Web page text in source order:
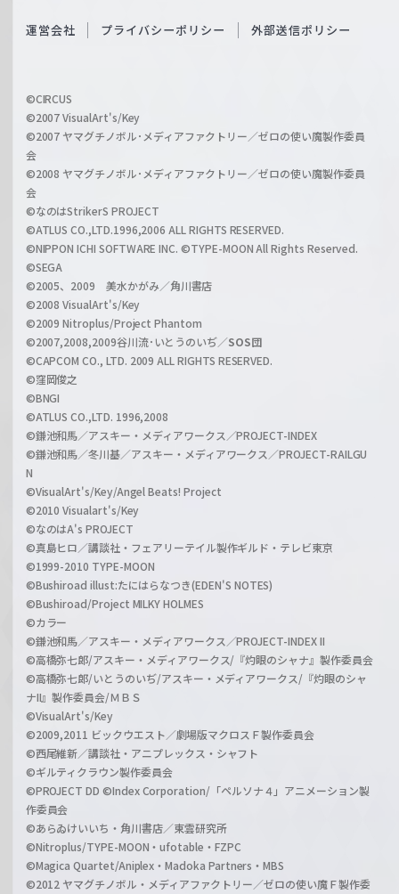
c
a
r
z
O
i
l
h
a
n
l
運営会社 プライバシーポリシー 外部送信ポリシー
©CIRCUS
©2007 VisualArt's/Key
©2007 ヤマグチノボル･メディアファクトリー／ゼロの使い魔製作委員
会
©2008 ヤマグチノボル･メディアファクトリー／ゼロの使い魔製作委員
会
©なのはStrikerS PROJECT
©ATLUS CO.,LTD.1996,2006 ALL RIGHTS RESERVED.
©NIPPON ICHI SOFTWARE INC. ©TYPE-MOON All Rights Reserved.
©SEGA
©2005、2009 美水かがみ／角川書店
©2008 VisualArt's/Key
©2009 Nitroplus/Project Phantom
©2007,2008,2009谷川流･いとうのいぢ／SOS団
©CAPCOM CO., LTD. 2009 ALL RIGHTS RESERVED.
©窪岡俊之
©BNGI
©ATLUS CO.,LTD. 1996,2008
©鎌池和馬／アスキー・メディアワークス／PROJECT-INDEX
©鎌池和馬／冬川基／アスキー・メディアワークス／PROJECT-RAILGU
N
©VisualArt's/Key/Angel Beats! Project
©2010 Visualart's/Key
©なのはA's PROJECT
©真島ヒロ／講談社・フェアリーテイル製作ギルド・テレビ東京
©1999-2010 TYPE-MOON
©Bushiroad illust:たにはらなつき(EDEN'S NOTES)
©Bushiroad/Project MILKY HOLMES
©カラー
©鎌池和馬／アスキー・メディアワークス／PROJECT-INDEX II
©高橋弥七郎/アスキー・メディアワークス/『灼眼のシャナ』製作委員会
©高橋弥七郎/いとうのいぢ/アスキー・メディアワークス/『灼眼のシャ
ナII』製作委員会/ＭＢＳ
©VisualArt's/Key
©2009,2011 ビックウエスト／劇場版マクロスＦ製作委員会
©西尾維新／講談社・アニプレックス・シャフト
©ギルティクラウン製作委員会
©PROJECT DD ©Index Corporation/「ペルソナ４」アニメーション製
作委員会
©あらゐけいいち・角川書店／東雲研究所
©Nitroplus/TYPE-MOON・ufotable・FZPC
©Magica Quartet/Aniplex・Madoka Partners・MBS
©2012 ヤマグチノボル・メディアファクトリー／ゼロの使い魔Ｆ製作委